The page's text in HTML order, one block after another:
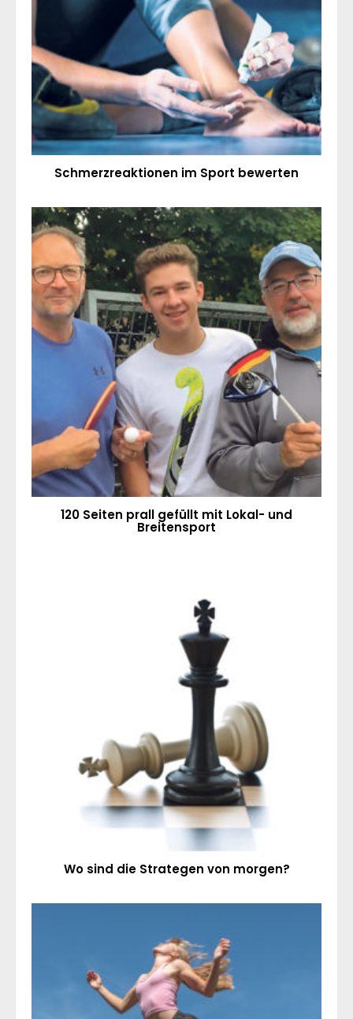
Schmerzreaktionen im Sport bewerten
120 Seiten prall gefüllt mit Lokal- und
Breitensport
Wo sind die Strategen von morgen?